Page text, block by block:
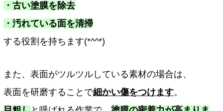
・古い塗膜を除去
・汚れている面を清掃
する役割を持ちます(*^^*)
また、表面がツルツルしている素材の場合は、
表面を研磨することで細かい傷をつけます。